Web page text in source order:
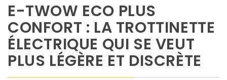
E-TWOW ECO PLUS
CONFORT : LA TROTTINETTE
ÉLECTRIQUE QUI SE VEUT
PLUS LÉGÈRE ET DISCRÈTE